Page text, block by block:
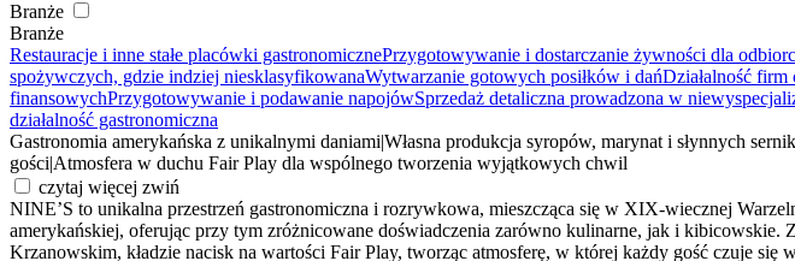
Branże
Branże
Restauracje i inne stałe placówki gastronomicznePrzygotowywanie i dostarczanie żywności dla
spożywczych, gdzie indziej niesklasyfikowanaWytwarzanie gotowych posiłków i dańDziałalność
finansowychPrzygotowywanie i podawanie napojówSprzedaż detaliczna prowadzona w
działalność gastronomiczna
Gastronomia amerykańska z unikalnymi daniamiWłasna produkcja syropów, marynat i słynnych
gościAtmosfera w duchu Fair Play dla wspólnego tworzenia wyjątkowych chwil
czytaj więcej zwiń
NINE’S to unikalna przestrzeń gastronomiczna i rozrywkowa, mieszcząca się w XIX-wiecznej
amerykańskiej, oferując przy tym zróżnicowane doświadczenia zarówno kulinarne, jak i
Krzanowskim, kładzie nacisk na wartości Fair Play, tworząc atmosferę, w której każdy gość czuje